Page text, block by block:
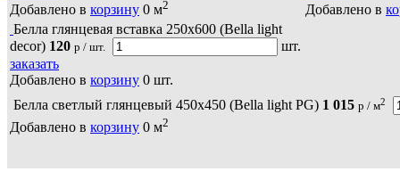
Добавлено в корзину 0 м2
Добавлено в
Белла глянцевая вставка 250х600 (Bella light
decor) 120 р / шт.
шт.
заказать
Добавлено в корзину 0 шт.
Белла светлый глянцевый 450х450 (Bella light PG) 1 015 р / м2
Добавлено в корзину 0 м2